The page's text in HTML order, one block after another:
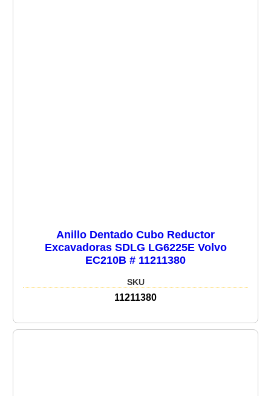
Anillo Dentado Cubo Reductor
Excavadoras SDLG LG6225E Volvo
EC210B # 11211380
SKU
11211380